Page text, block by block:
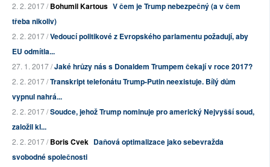
2. 2. 2017 /Bohumil Kartous V čem je Trump nebezpečný (a v čem
třeba nikoliv)
2. 2. 2017 /Vedoucí politikové z Evropského parlamentu požadují, aby
EU odmítla...
27. 1. 2017 /Jaké hrůzy nás s Donaldem Trumpem čekají v roce 2017?
2. 2. 2017 /Transkript telefonátu Trump-Putin neexistuje. Bílý dům
vypnul nahrá...
2. 2. 2017 /Soudce, jehož Trump nominuje pro americký Nejvyšší soud,
založil kl...
2. 2. 2017 /Boris Cvek Daňová optimalizace jako sebevražda
svobodné společnosti